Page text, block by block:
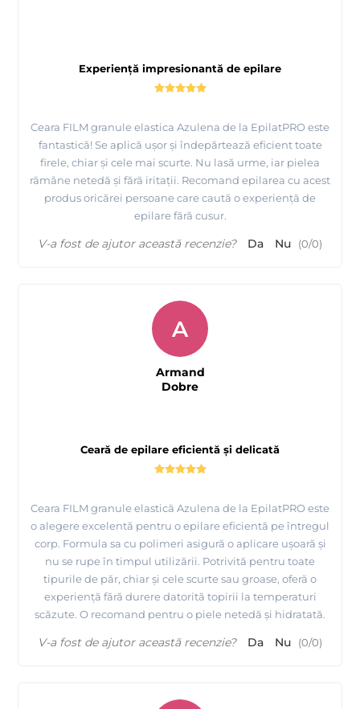
Experiență impresionantă de epilare
Ceara FILM granule elastica Azulena de la EpilatPRO este
fantastică! Se aplică ușor și îndepărtează eficient toate
firele, chiar și cele mai scurte. Nu lasă urme, iar pielea
rămâne netedă și fără iritații. Recomand epilarea cu acest
produs oricărei persoane care caută o experiență de
epilare fără cusur.
V-a fost de ajutor această recenzie? Da Nu (0/0)
Ceară de epilare eficientă și delicată
Ceara FILM granule elastică Azulena de la EpilatPRO este
o alegere excelentă pentru o epilare eficientă pe întregul
corp. Formula sa cu polimeri asigură o aplicare ușoară și
nu se rupe în timpul utilizării. Potrivită pentru toate
tipurile de păr, chiar și cele scurte sau groase, oferă o
experiență fără durere datorită topirii la temperaturi
scăzute. O recomand pentru o piele netedă și hidratată.
A
Armand
Dobre
V-a fost de ajutor această recenzie? Da Nu (0/0)